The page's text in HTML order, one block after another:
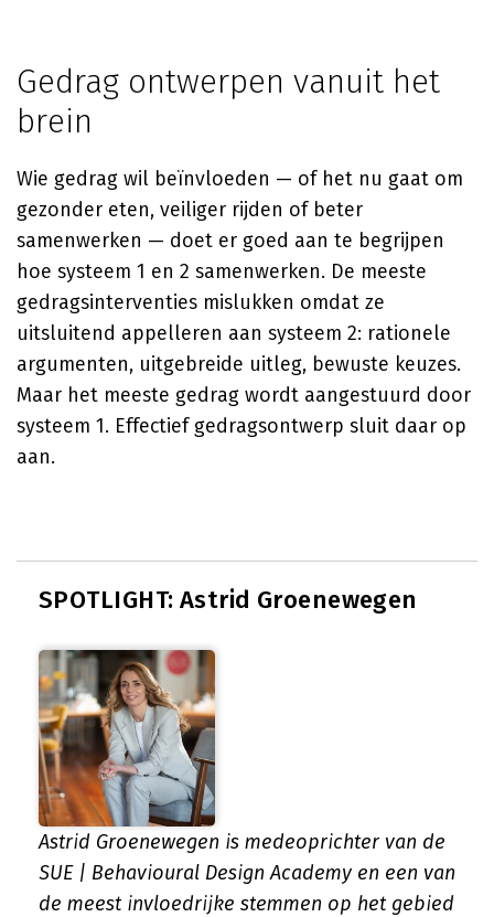
Gedrag ontwerpen vanuit het
brein
Wie gedrag wil beïnvloeden — of het nu gaat om
gezonder eten, veiliger rijden of beter
samenwerken — doet er goed aan te begrijpen
hoe systeem 1 en 2 samenwerken. De meeste
gedragsinterventies mislukken omdat ze
uitsluitend appelleren aan systeem 2: rationele
argumenten, uitgebreide uitleg, bewuste keuzes.
Maar het meeste gedrag wordt aangestuurd door
systeem 1. Effectief gedragsontwerp sluit daar op
aan.
SPOTLIGHT: Astrid Groenewegen
Astrid Groenewegen is medeoprichter van de
SUE | Behavioural Design Academy en een van
de meest invloedrijke stemmen op het gebied